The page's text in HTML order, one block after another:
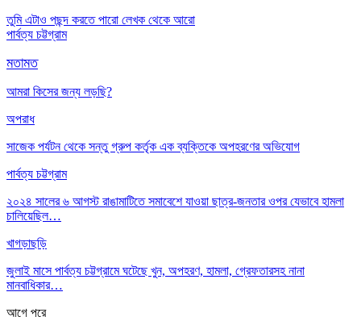
তুমি এটাও পছন্দ করতে পারো লেখক থেকে আরো
পার্বত্য চট্টগ্রাম
মতামত
আমরা কিসের জন্য লড়ছি?
অপরাধ
সাজেক পর্যটন থেকে সন্তু গ্রুপ কর্তৃক এক ব্যক্তিকে অপহরণের অভিযোগ
পার্বত্য চট্টগ্রাম
২০২৪ সালের ৬ আগস্ট রাঙামাটিতে সমাবেশে যাওয়া ছাত্র-জনতার ওপর যেভাবে হামলা
চালিয়েছিল…
খাগড়াছড়ি
জুলাই মাসে পার্বত্য চট্টগ্রামে ঘটেছে খুন, অপহরণ, হামলা, গ্রেফতারসহ নানা
মানবাধিকার…
আগে পরে